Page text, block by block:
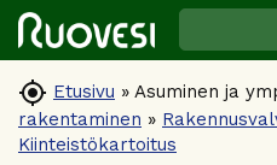
 Etusivu » Asuminen ja
rakentaminen »
Kiinteistökartoitus